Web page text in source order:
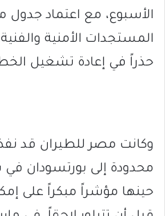
الأسبوع، مع اعتماد
المستجدات الأمنية
حذراً في إعادة تشغيل
وكانت مصر للطيران قد
حينها مؤشراً مبكراً على